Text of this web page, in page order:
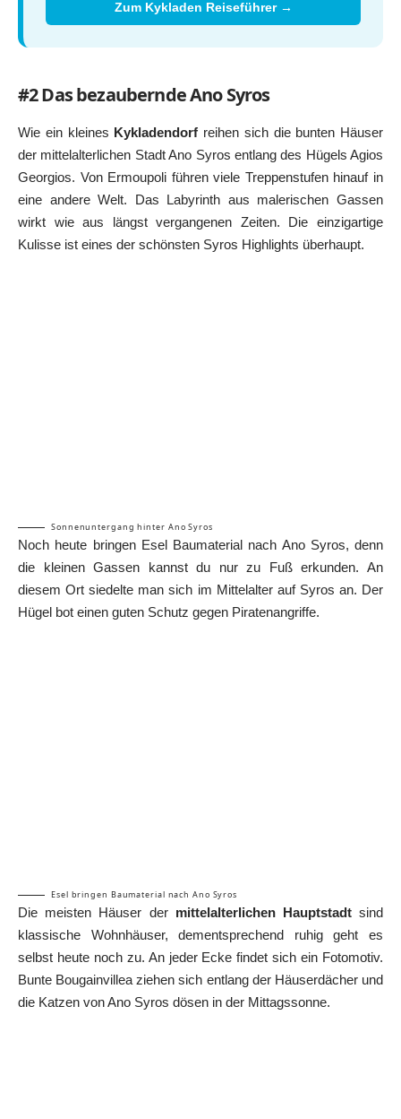
Zum Kykladen Reiseführer →
#2 Das bezaubernde Ano Syros
Wie ein kleines Kykladendorf reihen sich die bunten Häuser
der mittelalterlichen Stadt Ano Syros entlang des Hügels Agios
Georgios. Von Ermoupoli führen viele Treppenstufen hinauf in
eine andere Welt. Das Labyrinth aus malerischen Gassen
wirkt wie aus längst vergangenen Zeiten. Die einzigartige
Kulisse ist eines der schönsten Syros Highlights überhaupt.
Sonnenuntergang hinter Ano Syros
Noch heute bringen Esel Baumaterial nach Ano Syros, denn
die kleinen Gassen kannst du nur zu Fuß erkunden. An
diesem Ort siedelte man sich im Mittelalter auf Syros an. Der
Hügel bot einen guten Schutz gegen Piratenangriffe.
Esel bringen Baumaterial nach Ano Syros
Die meisten Häuser der mittelalterlichen Hauptstadtsind
klassische Wohnhäuser, dementsprechend ruhig geht es
selbst heute noch zu. An jeder Ecke findet sich ein Fotomotiv.
Bunte Bougainvillea ziehen sich entlang der Häuserdächer und
die Katzen von Ano Syros dösen in der Mittagssonne.